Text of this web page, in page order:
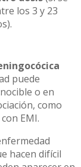
los 3 y 23
puede
o en
como
EMI.
hacen difícil